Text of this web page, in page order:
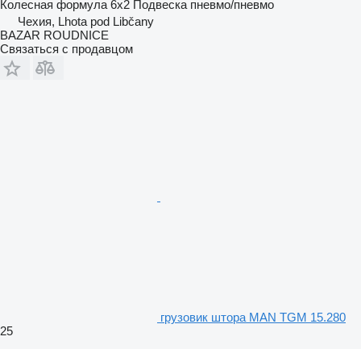
Колесная формула 6x2 Подвеска пневмо/пневмо
Чехия, Lhota pod Libčany
BAZAR ROUDNICE
Связаться с продавцом
грузовик штора MAN TGM 15.280
25